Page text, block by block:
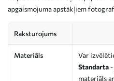
apgaismojuma apstākļiem
Raksturojums
Materiāls
Var
Standarta
materiāls